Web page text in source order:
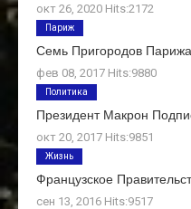
окт 26, 2020 Hits:2172
Семь Пригородов
фев 08, 2017 Hits:9880
Париж
Президент Макрон
окт 20, 2017 Hits:9851
Политика
Французское
сен 13, 2016 Hits:9517
Жизнь